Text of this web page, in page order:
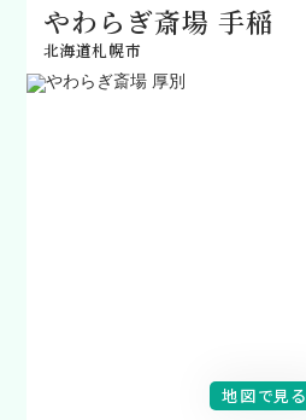
やわらぎ斎場 手稲
北海道札幌市
地図で見る